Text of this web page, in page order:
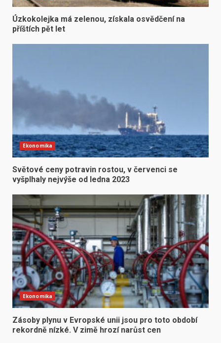
Úzkokolejka má zelenou, získala osvědčení na
příštích pět let
Ekonomika
Světové ceny potravin rostou, v červenci se
vyšplhaly nejvýše od ledna 2023
Ekonomika
Zásoby plynu v Evropské unii jsou pro toto období
rekordně nízké. V zimě hrozí narůst cen